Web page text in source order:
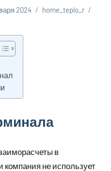
2024
home_teplo_r
в
не использует